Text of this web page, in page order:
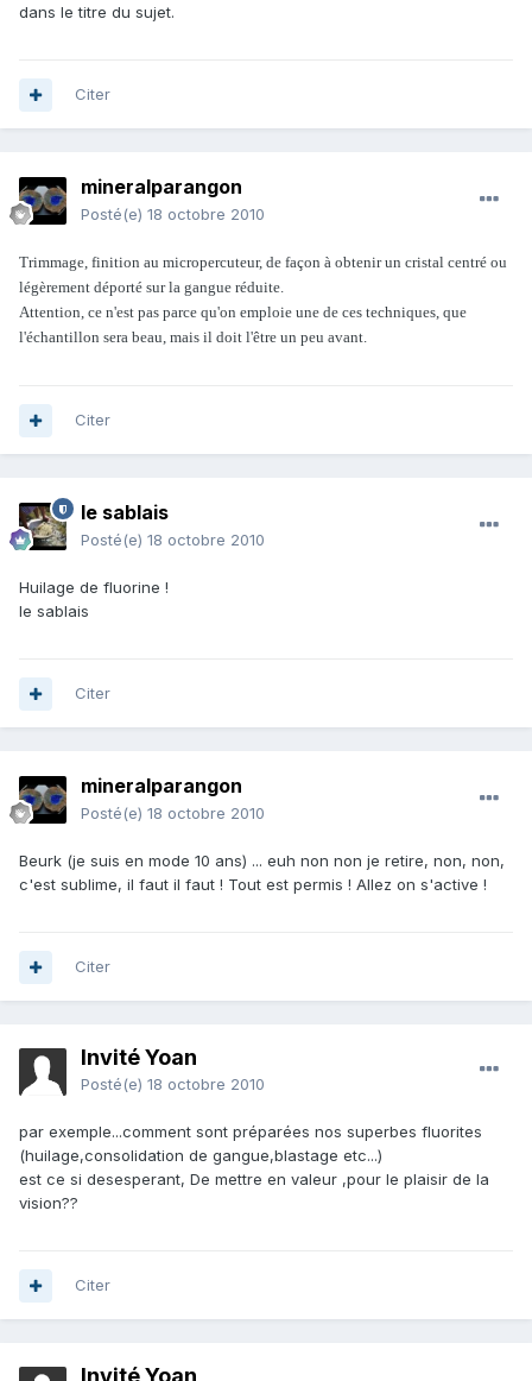
dans le titre du sujet.
Citer
mineralparangon
Posté(e) 18 octobre 2010
Trimmage, finition au micropercuteur, de façon à obtenir un cristal centré ou
légèrement déporté sur la gangue réduite.
Attention, ce n'est pas parce qu'on emploie une de ces techniques, que
l'échantillon sera beau, mais il doit l'être un peu avant.
Citer
le sablais
Posté(e) 18 octobre 2010
Huilage de fluorine !
le sablais
Citer
mineralparangon
Posté(e) 18 octobre 2010
Beurk (je suis en mode 10 ans) ... euh non non je retire, non, non,
c'est sublime, il faut il faut ! Tout est permis ! Allez on s'active !
Citer
Invité Yoan
Posté(e) 18 octobre 2010
par exemple...comment sont préparées nos superbes fluorites
(huilage,consolidation de gangue,blastage etc...)
est ce si desesperant, De mettre en valeur ,pour le plaisir de la
vision??
Citer